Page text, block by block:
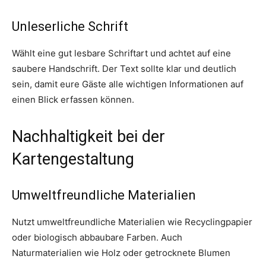
Unleserliche Schrift
Wählt eine gut lesbare Schriftart und achtet auf eine
saubere Handschrift. Der Text sollte klar und deutlich
sein, damit eure Gäste alle wichtigen Informationen auf
einen Blick erfassen können.
Nachhaltigkeit bei der
Kartengestaltung
Umweltfreundliche Materialien
Nutzt umweltfreundliche Materialien wie Recyclingpapier
oder biologisch abbaubare Farben. Auch
Naturmaterialien wie Holz oder getrocknete Blumen